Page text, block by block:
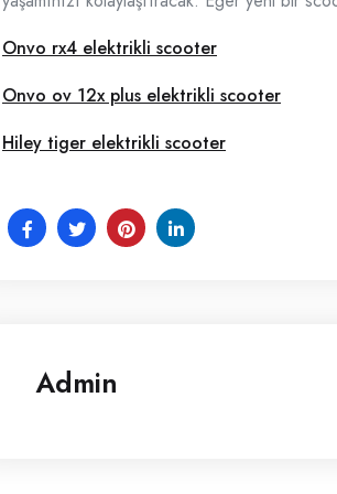
Onvo rx4 elektrikli scooter
Onvo ov 12x plus elektrikli scooter
Hiley tiger elektrikli scooter
Admin